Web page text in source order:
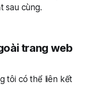
sau cùng.
trang web
tôi có thể liên kết